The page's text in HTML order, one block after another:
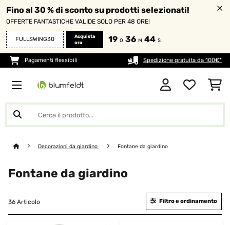
Fino al 30 % di sconto su prodotti selezionati!
OFFERTE FANTASTICHE VALIDE SOLO PER 48 ORE!
FULLSWING30
Acquista
ora
19 O 36 M 43 S
Pagamenti flessibili Spedizione gratuita da 100€*
Decorazioni da giardino Fontane da giardino
Fontane da giardino
36 Articolo Filtro e ordinamento